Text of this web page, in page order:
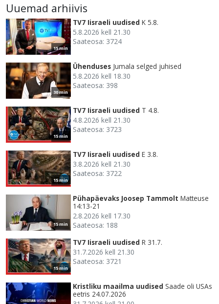
Uuemad arhiivis
15 min
TV7 Iisraeli uudised K 5.8.
5.8.2026 kell 21.30
Saateosa: 3724
30 min
Ühenduses Jumala selged juhised
5.8.2026 kell 18.30
Saateosa: 398
15 min
TV7 Iisraeli uudised T 4.8.
4.8.2026 kell 21.30
Saateosa: 3723
15 min
TV7 Iisraeli uudised E 3.8.
3.8.2026 kell 21.30
Saateosa: 3722
15 min
Pühapäevaks Joosep Tammolt Matteuse
14:13-21
2.8.2026 kell 17.30
Saateosa: 188
15 min
TV7 Iisraeli uudised R 31.7.
31.7.2026 kell 21.30
Saateosa: 3721
Kristliku maailma uudised Saade oli USAs
eetris 24.07.2026